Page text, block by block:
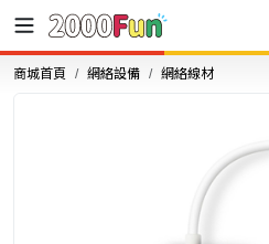
商城首頁 網絡設備 網絡線材